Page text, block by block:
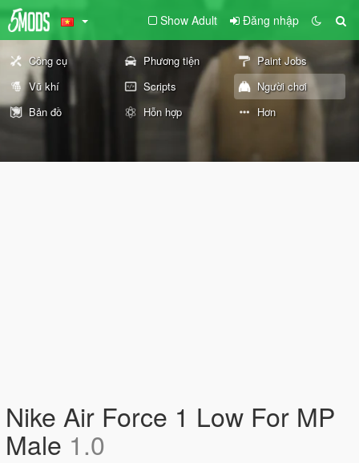
Show Adult Đăng nhập
Công cụ Phương tiện
Paint Jobs
Vũ khí
Scripts
Người chơi
Bản đồ
Hỗn hợp Hơn
Nike Air Force 1 Low For MP
Male 1.0